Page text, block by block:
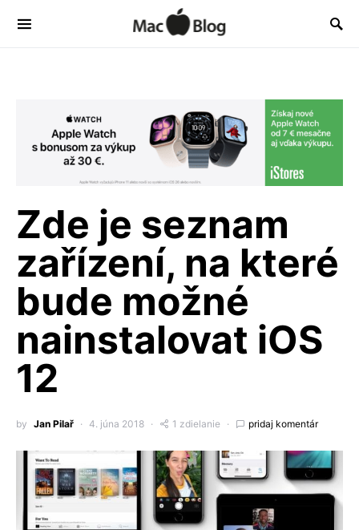
Zde je seznam
zařízení, na které
bude možné
nainstalovat iOS
12
by Jan Pilař 4. júna 2018 1 zdielanie pridaj komentár